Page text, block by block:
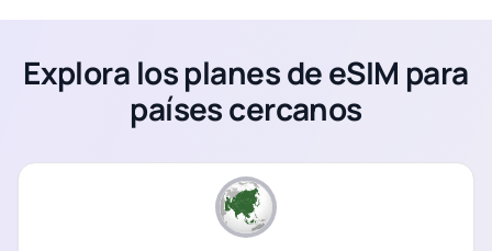
Explora los planes de eSIM para
países cercanos